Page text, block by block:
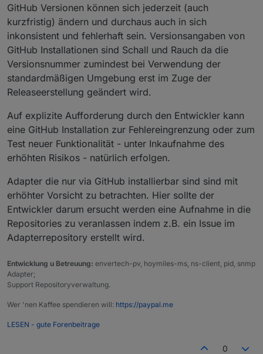
npm ERR! ENOTEMPTY: directory not empty,
npm ERR! A complete log of this run can be
Try to solve ENOTEMPTY error automatically
Could not handle ENOTEMPTY, because no
GitHub Versionen können sich jederzeit (auch
kurzfristig) ändern und durchaus auch in sich
inkonsistent und fehlerhaft sein. Versionsangaben von
GitHub Installationen sind Schall und Rauch da die
Versionsnummer zumindest bei Verwendung der
standardmäßigen Umgebung erst im Zuge der
Releaseerstellung geändert wird.
Auf explizite Aufforderung durch den Entwickler kann
eine GitHub Installation zur Fehlereingrenzung oder zum
Test neuer Funktionalität - unter Inkaufnahme des
erhöhten Risikos - natürlich erfolgen.
Adapter die nur via GitHub installierbar sind sind mit
erhöhter Vorsicht zu betrachten. Hier sollte der
Entwickler darum ersucht werden eine Aufnahme in die
Repositories zu veranlassen indem z.B. ein Issue im
Adapterrepository erstellt wird.
Entwicklung u Betreuung: envertech-pv, hoymiles-ms, ns-client, pid, snmp
Adapter;
Support Repositoryverwaltung.
Wer 'nen Kaffee spendieren will: https://paypal.me
LESEN - gute Forenbeitrage
0